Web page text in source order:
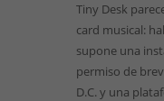
Tiny Desk
card musical:
supone una
permiso de
D.C. y una